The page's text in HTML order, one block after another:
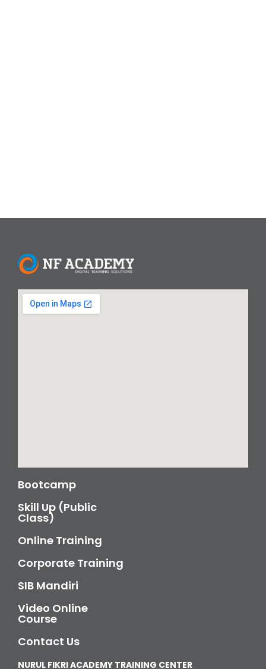
Bootcamp
Skill Up (Public
Class)
Online Training
Corporate Training
SIB Mandiri
Video Online
Course
Contact Us
NURUL FIKRI ACADEMY TRAINING CENTER